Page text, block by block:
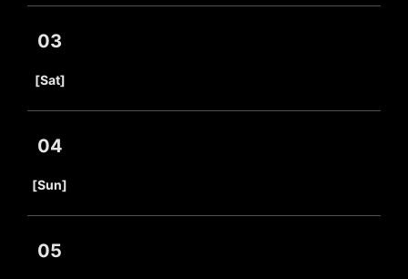
03
[Sat]
04
[Sun]
05